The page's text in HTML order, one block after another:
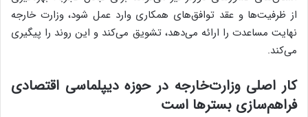
از ظرفیت‌ها و عقد توافق‌های همکاری وارد عمل شود، وزارت خارجه
نهایت مساعدت را ارائه می‌دهد، تشویق می‌کند و این روند را پیگیری
می‌کند.
کار اصلی وزارت‌خارجه در حوزه دیپلماسی اقتصادی
فراهم‌سازی بسترها است